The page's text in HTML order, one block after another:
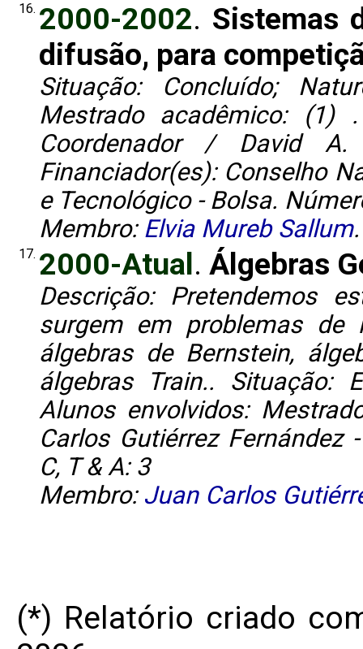
16. 2000-2002. Sistemas
difusão, para
Situação: Concluído;
Mestrado acadêmico: (1)
Coordenador / David A.
Financiador(es): Conselho
e Tecnológico - Bolsa.
Membro: Elvia Mureb Sallum.
17. 2000-Atual. Álgebras
Descrição: Pretendemos
surgem em problemas de
álgebras de Bernstein,
álgebras Train.. Situação:
Alunos envolvidos:
Carlos Gutiérrez Fernández
C, T & A: 3
Membro: Juan Carlos
(*) Relatório criado